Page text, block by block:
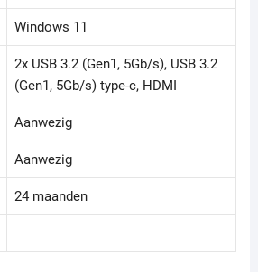
Windows 11
2x USB 3.2 (Gen1, 5Gb/s), USB 3.2
(Gen1, 5Gb/s) type-c, HDMI
Aanwezig
Aanwezig
24 maanden